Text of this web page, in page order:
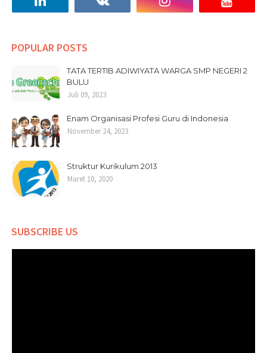
POPULAR POSTS
TATA TERTIB ADIWIYATA WARGA SMP NEGERI 2
BULU
Juli 09, 2023
Enam Organisasi Profesi Guru di Indonesia
November 24, 2023
Struktur Kurikulum 2013
Maret 10, 2020
SUBSCRIBE US